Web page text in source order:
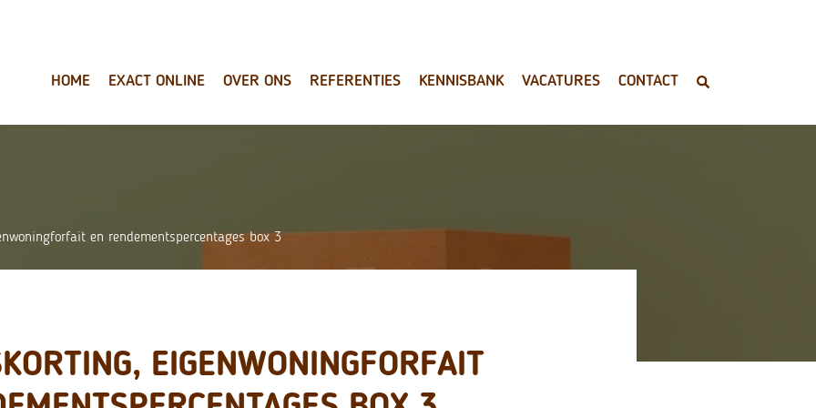
HOME EXACT ONLINE OVER ONS REFERENTIES KENNISBANK VACATURES CONTACT
en rendementspercentages box 3
EIGENWONINGFORFAIT